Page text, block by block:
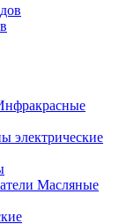
электрические
Масляные